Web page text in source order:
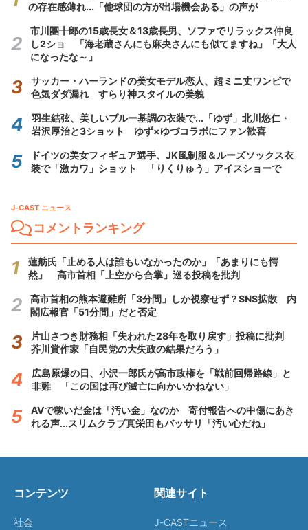
の存在感薄れ...「他球団の方が出場機会ある」の声が
市川團十郎の15歳長女＆13歳長男、ソファでリラックス仲良
し2ショ 「海老蔵さんにも麻央さんにも似てますね」「大人
になったな～」
サッカー・ハーランドの美女モデル恋人、超ミニ丈ワンピで
色気ダダ漏れ すらり神スタイルの美貌
羽生結弦、美しいブルー基調の衣装で...「ゆず」北川悠仁・
岩沢厚治と3ショット ゆず×ゆづコラボにファン歓喜
ドイツの美女フィギュア選手、JK風制服＆ルーズソックス衣
装で「激カワ」ショット 「りくりゅう」アイスショーで
J-CAST ニュース
コメントランキング
蓮舫氏「止める人は誰もいなかったのか」「あまりにも愕
然」 高市首相「上空から合掌」巡る投稿を批判
高市首相の熊本避難所「3分間」しか視察せず？SNS拡散 内
閣広報官「51分間」だと否定
片山さつき財務相「失われた28年を取り戻す」投稿に批判
芥川賞作家「自民党の大失政の結果だろう」
広島原爆の日、小沢一郎氏が高市政権を「戦前回帰路線」と
非難 「この国は再び滅亡に向かいかねない」
AVで稼いだ金は「汚い金」なのか 寄付報告への中傷にあき
れる声...スリムクラブ真栄田もバッサリ「汚い心だね」
コンテンツ
社会
関連サイト
J-CASTニュース